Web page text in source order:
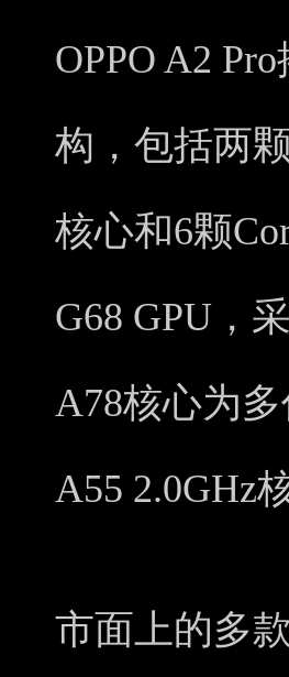
OPPO A2
构，包括两
核心和6颗
G68 GPU，
A78核心为
A55 2.0GHz
市面上的多